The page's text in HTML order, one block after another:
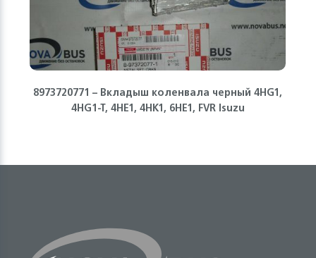
8973720771 – Вкладыш коленвала черный 4HG1,
4HG1-T, 4HE1, 4HK1, 6НЕ1, FVR Isuzu